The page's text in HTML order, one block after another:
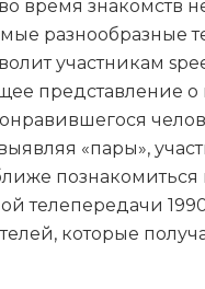
время знакомств
разнообразные
участникам
представление
«пары»,
телепередачи
которые